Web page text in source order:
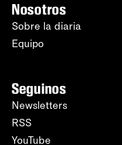
Nosotros
Sobre la diaria
Equipo
Seguinos
Newsletters
RSS
YouTube